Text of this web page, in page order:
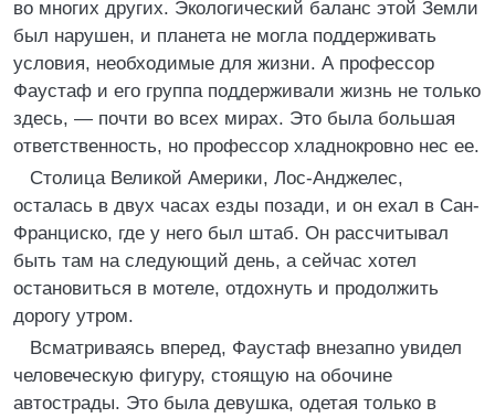
во многих других. Экологический баланс этой Земли
был нарушен, и планета не могла поддерживать
условия, необходимые для жизни. А профессор
Фаустаф и его группа поддерживали жизнь не только
здесь, — почти во всех мирах. Это была большая
ответственность, но профессор хладнокровно нес ее.
Столица Великой Америки, Лос-Анджелес,
осталась в двух часах езды позади, и он ехал в Сан-
Франциско, где у него был штаб. Он рассчитывал
быть там на следующий день, а сейчас хотел
остановиться в мотеле, отдохнуть и продолжить
дорогу утром.
Всматриваясь вперед, Фаустаф внезапно увидел
человеческую фигуру, стоящую на обочине
автострады. Это была девушка, одетая только в